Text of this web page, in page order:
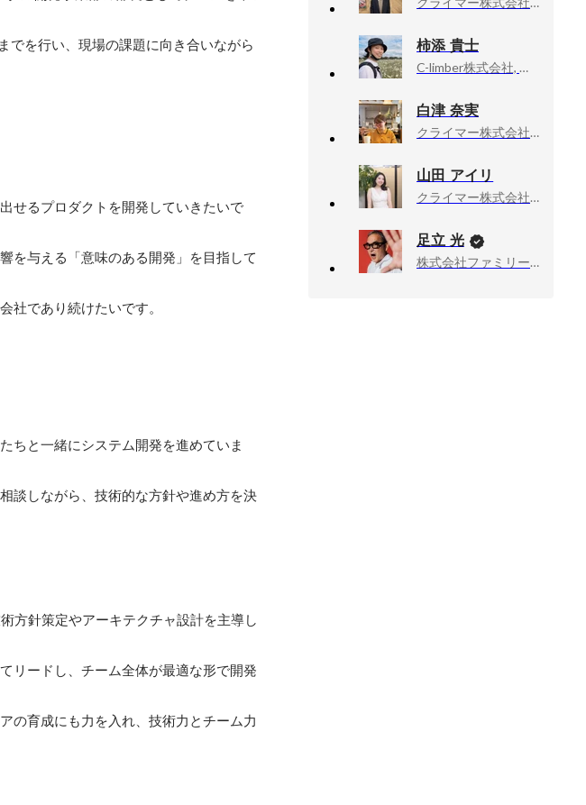
でを行い、現場の課題に向き合いながら
せるプロダクトを開発していきたいで
を与える「意味のある開発」を目指して
社であり続けたいです。
ちと一緒にシステム開発を進めていま
談しながら、技術的な方針や進め方を決
方針策定やアーキテクチャ設計を主導し
リードし、チーム全体が最適な形で開発
の育成にも力を入れ、技術力とチーム力
柿添 貴士
C-limber株式会社, シニアエンジニア
白津 奈実
クライマー株式会社, エンジニア
山田 アイリ
クライマー株式会社, Liwoy.
足立 光
株式会社ファミリーマート, チーフ・マーケティング・オフィサー（CMO）